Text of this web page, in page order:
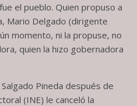
el pueblo. Quien propuso a
Mario Delgado (dirigente
momento, ni la propuse, no
quien la hizo gobernadora
Pineda después de
(INE) le canceló la